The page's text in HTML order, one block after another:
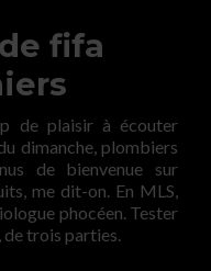
fifa
de plaisir à écouter
dimanche, plombiers
de bienvenue sur
me dit-on. En MLS,
phocéen. Tester
de trois parties.